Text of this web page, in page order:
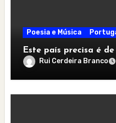
Poesia e Música
Este país precisa é
Rui Cerdeira Branco